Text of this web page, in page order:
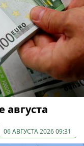
августа
06 АВГУСТА 2026 09:31